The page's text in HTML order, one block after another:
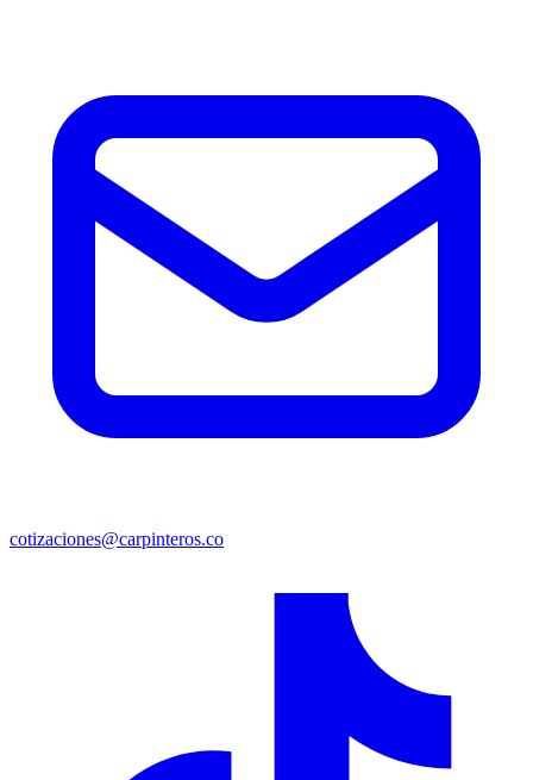
cotizaciones@carpinteros.co